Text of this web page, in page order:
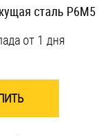
сталь Р6М5
от 1 дня